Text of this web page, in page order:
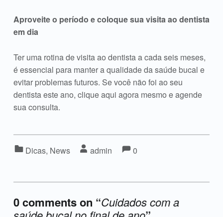
Aproveite o período e coloque sua visita ao dentista
em dia
Ter uma rotina de visita ao dentista a cada seis meses,
é essencial para manter a qualidade da saúde bucal e
evitar problemas futuros. Se você não foi ao seu
dentista este ano, clique aqui agora mesmo e agende
sua consulta.
Dicas, News admin
Comments:
0
0 comments on “Cuidados com a